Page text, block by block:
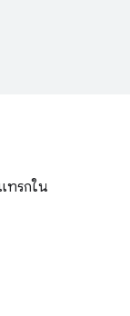
ทรกใน